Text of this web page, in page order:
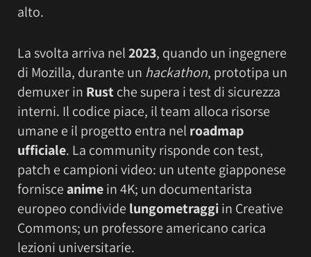
alto.
La svolta arriva nel2023, quando un ingegnere
di Mozilla, durante un hackathon, prototipa un
demuxer in Rust che supera i test di sicurezza
interni. Il codice piace, il team alloca risorse
umane e il progetto entra nel roadmap
ufficiale. La community risponde con test,
patch e campioni video: un utente giapponese
fornisce animein 4K; un documentarista
europeo condivide lungometraggiin Creative
Commons; un professore americano carica
lezioni universitarie.